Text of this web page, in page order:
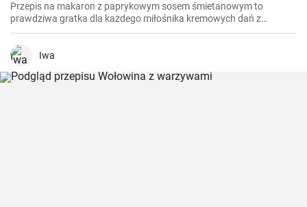
Przepis na makaron z paprykowym sosem śmietanowym to
prawdziwa gratka dla każdego miłośnika kremowych dań z
makaronem. Po raz pierwszy odkryłam go podczas podróży do
Włoch i od tamtej pory jest to ulubione danie w mojej kuchni.
Połączenie słodkiej papryki, kremowego sosu i aromatycznego
prażone orzeszki piniowe, aby zwiększyć teksturę i smak.
Iwa